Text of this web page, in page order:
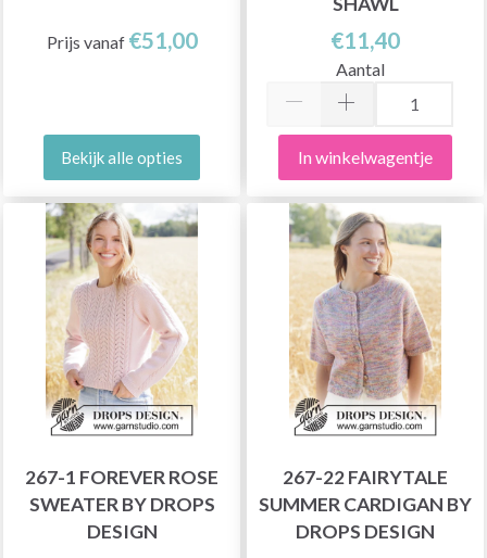
Prijs vanaf €51,00
Bekijk alle opties
€11,40
Aantal
In winkelwagentje
267-1 FOREVER ROSE
SWEATER BY DROPS
DESIGN
267-22 FAIRYTALE
SUMMER CARDIGAN BY
DROPS DESIGN